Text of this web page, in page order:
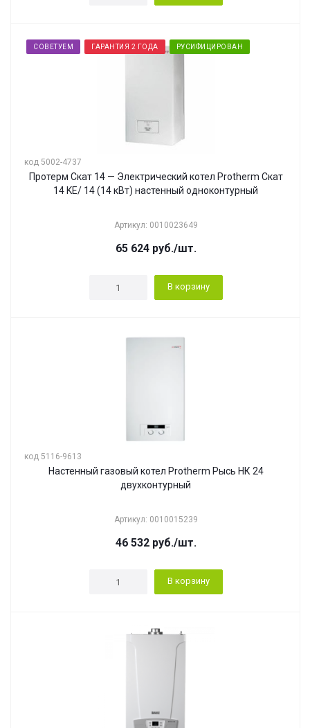
СОВЕТУЕМ ГАРАНТИЯ 2 ГОДА РУСИФИЦИРОВАН
код 5002-4737
Протерм Скат 14 — Электрический котел Protherm Скат
14 KE/ 14 (14 кВт) настенный одноконтурный
Артикул: 0010023649
65 624руб./шт.
В корзину
код 5116-9613
Настенный газовый котел Protherm Рысь НК 24
двухконтурный
Артикул: 0010015239
46 532руб./шт.
В корзину